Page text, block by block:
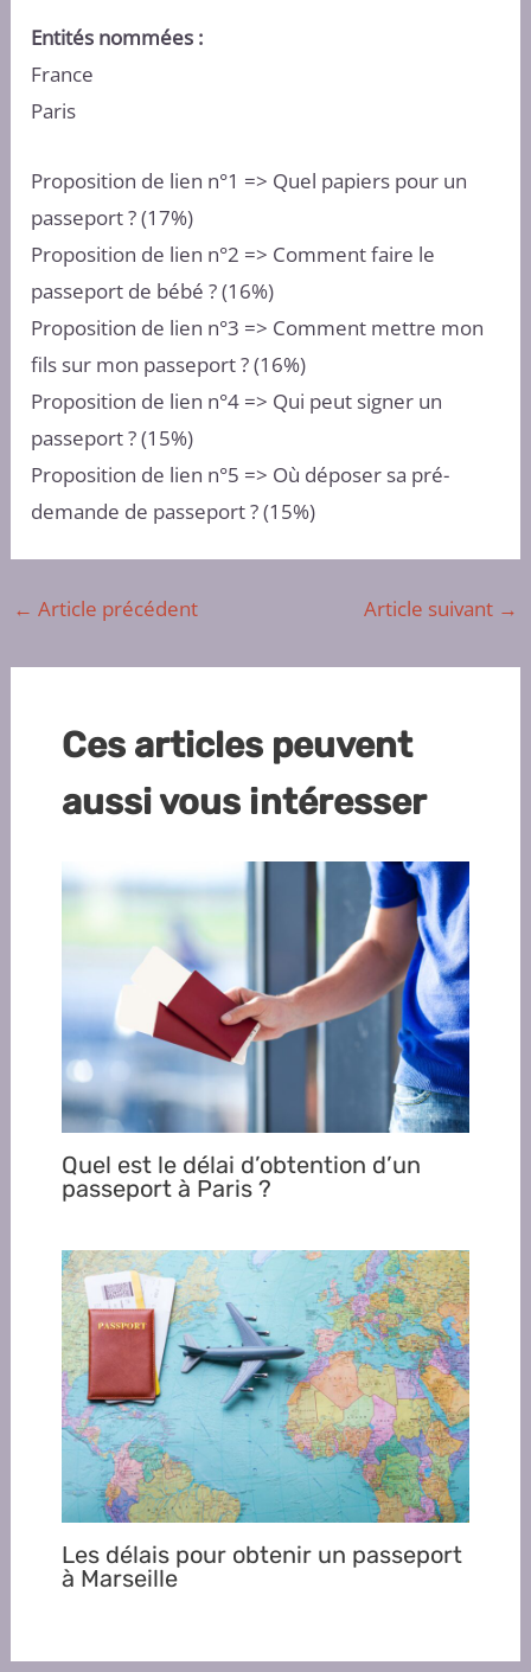
Entités nommées :
France
Paris
Proposition de lien n°1 => Quel papiers pour un
passeport ? (17%)
Proposition de lien n°2 => Comment faire le
passeport de bébé ? (16%)
Proposition de lien n°3 => Comment mettre mon
fils sur mon passeport ? (16%)
Proposition de lien n°4 => Qui peut signer un
passeport ? (15%)
Proposition de lien n°5 => Où déposer sa pré-
demande de passeport ? (15%)
← Article précédent Article suivant →
Ces articles peuvent
aussi vous intéresser
Quel est le délai d’obtention d’un
passeport à Paris ?
Les délais pour obtenir un passeport
à Marseille